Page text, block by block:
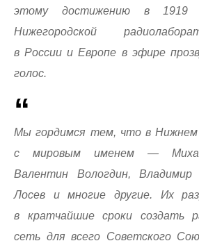
этому достижению в 1919
Нижегородской
в России и Европе в эфире
голос.
Мы гордимся тем, что в Нижнем
с мировым именем —
Валентин Вологдин,
Лосев и многие другие. Их
в кратчайшие сроки создать
сеть для всего Советского